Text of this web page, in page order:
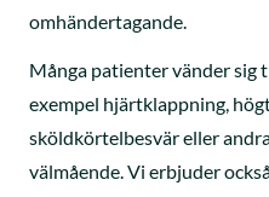
omhändertagande.
Många patienter vänder sig
exempel hjärtklappning,
sköldkörtelbesvär eller
välmående. Vi erbjuder